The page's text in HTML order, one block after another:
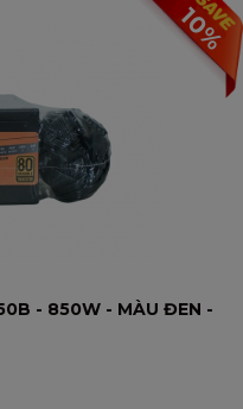
10%
- 850W - MÀU ĐEN -